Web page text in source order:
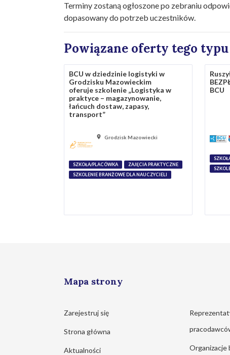
Terminy zostaną ogłoszone po zebraniu
dopasowany do potrzeb uczestników.
Powiązane oferty tego typu
BCU w dziedzinie logistyki w
Grodzisku Mazowieckim
oferuje szkolenie „Logistyka w
praktyce – magazynowanie,
łańcuch dostaw, zapasy,
transport”
Grodzisk Mazowiecki
SZKOŁA/PLACÓWKA
ZAJĘCIA PRAKTYCZNE
SZKOLENIE BRANŻOWE DLA NAUCZYCIELI
BCU
Mapa strony
Zarejestruj się
Strona główna
Aktualności Organizacje